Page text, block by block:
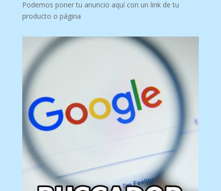
Podemos poner tu anuncio aquí con un link de tu
producto o página